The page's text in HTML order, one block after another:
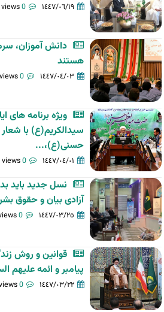
١٤٤٧/٠٦/١٩ 0 comments
دانش آموزان،
هستند
١٤٤٧/٠٤/٠٣ 0 comments
ویژه برنامه های
سیدالکریم(ع) با
حسنی(ع)،...
١٤٤٧/٠٤/٠١ 0 comments
نسل جدید باید
آزادی بیان و حقوق
١٤٤٧/٠٣/٢٥ 0 comments
قوانین و روش
پیامبر و ائمه علیهم
١٤٤٧/٠٣/٢٢ 0 comments